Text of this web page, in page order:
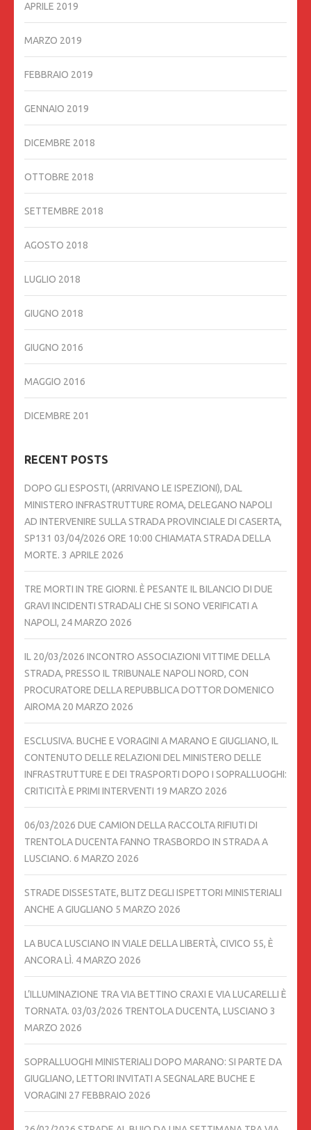
APRILE 2019
MARZO 2019
FEBBRAIO 2019
GENNAIO 2019
DICEMBRE 2018
OTTOBRE 2018
SETTEMBRE 2018
AGOSTO 2018
LUGLIO 2018
GIUGNO 2018
GIUGNO 2016
MAGGIO 2016
DICEMBRE 201
RECENT POSTS
DOPO GLI ESPOSTI, (ARRIVANO LE ISPEZIONI), DAL
MINISTERO INFRASTRUTTURE ROMA, DELEGANO NAPOLI
AD INTERVENIRE SULLA STRADA PROVINCIALE DI CASERTA,
SP131 03/04/2026 ORE 10:00 CHIAMATA STRADA DELLA
MORTE. 3 APRILE 2026
TRE MORTI IN TRE GIORNI. È PESANTE IL BILANCIO DI DUE
GRAVI INCIDENTI STRADALI CHE SI SONO VERIFICATI A
NAPOLI, 24 MARZO 2026
IL 20/03/2026 INCONTRO ASSOCIAZIONI VITTIME DELLA
STRADA, PRESSO IL TRIBUNALE NAPOLI NORD, CON
PROCURATORE DELLA REPUBBLICA DOTTOR DOMENICO
AIROMA 20 MARZO 2026
ESCLUSIVA. BUCHE E VORAGINI A MARANO E GIUGLIANO, IL
CONTENUTO DELLE RELAZIONI DEL MINISTERO DELLE
INFRASTRUTTURE E DEI TRASPORTI DOPO I SOPRALLUOGHI:
CRITICITÀ E PRIMI INTERVENTI 19 MARZO 2026
06/03/2026 DUE CAMION DELLA RACCOLTA RIFIUTI DI
TRENTOLA DUCENTA FANNO TRASBORDO IN STRADA A
LUSCIANO. 6 MARZO 2026
STRADE DISSESTATE, BLITZ DEGLI ISPETTORI MINISTERIALI
ANCHE A GIUGLIANO 5 MARZO 2026
LA BUCA LUSCIANO IN VIALE DELLA LIBERTÀ, CIVICO 55, È
ANCORA LÌ. 4 MARZO 2026
L’ILLUMINAZIONE TRA VIA BETTINO CRAXI E VIA LUCARELLI È
TORNATA. 03/03/2026 TRENTOLA DUCENTA, LUSCIANO 3
MARZO 2026
SOPRALLUOGHI MINISTERIALI DOPO MARANO: SI PARTE DA
GIUGLIANO, LETTORI INVITATI A SEGNALARE BUCHE E
VORAGINI 27 FEBBRAIO 2026